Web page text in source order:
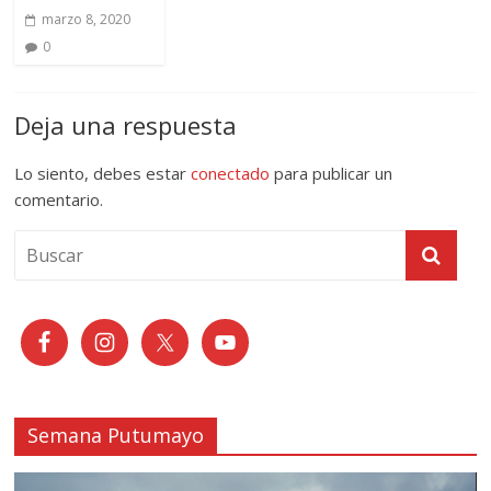
marzo 8, 2020
0
Deja una respuesta
Lo siento, debes estarconectado para publicar un
comentario.
Semana Putumayo